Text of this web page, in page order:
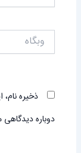
وبگاه
ذخیره
دوباره